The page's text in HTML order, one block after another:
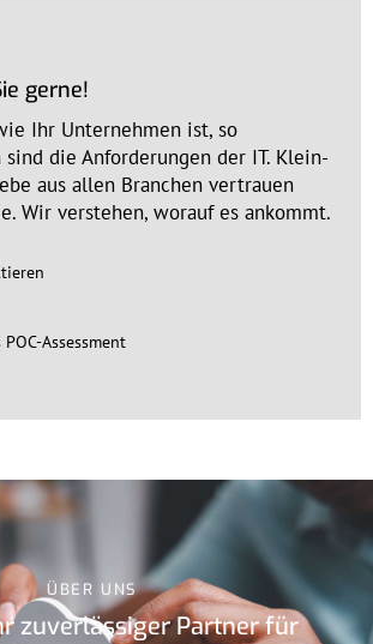
gerne!
Ihr Unternehmen ist, so
die Anforderungen der IT. Klein-
aus allen Branchen vertrauen
Wir verstehen, worauf es ankommt.
Assessment
ÜBER UNS
zuverlässiger Partner für